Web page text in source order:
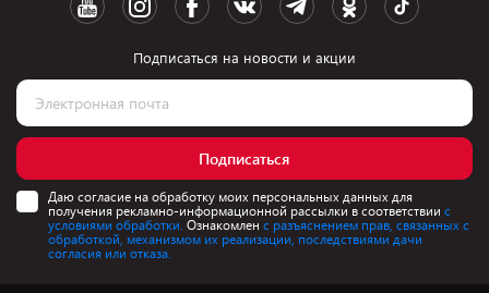
Подписаться на новости и акции
Подписаться
Даю согласие на обработку моих персональных данных для
получения рекламно-информационной рассылки в соответствии с
условиями обработки. Ознакомлен с разъяснением прав, связанных с
обработкой, механизмом их реализации, последствиями дачи
согласия или отказа.